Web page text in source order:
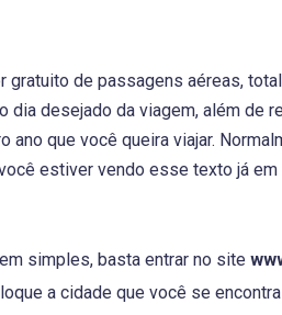
gratuito de passagens aéreas,
dia desejado da viagem, além de
ano que você queira viajar.
estiver vendo esse texto já
simples, basta entrar no site
a cidade que você se